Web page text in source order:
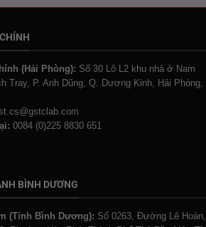
(Hải Phòng): Số 30 Lô L2 khu nhà ở Nam
Tray, P. Anh Dũng, Q. Dương Kinh, Hải Phòng,
0084 (0)225 8830 651
BÌNH DƯƠNG
(Tỉnh Bình Dương): Số 0263, Đường Lê Hoàn,